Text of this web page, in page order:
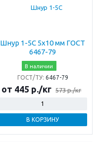
Шнур 1-5С 5х10 мм ГОСТ
6467-79
В наличии
ГОСТ/ТУ: 6467-79
от 445 р./кг 573 р./кг
В КОРЗИНУ